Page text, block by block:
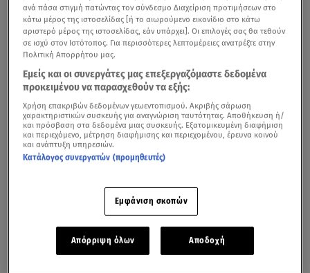
ανά πάσα στιγμή πατώντας τον σύνδεσμο Διαχείριση προτιμήσεων στο
κάτω μέρος της ιστοσελίδας [ή το αιωρούμενο εικονίδιο στο κάτω
αριστερό μέρος της ιστοσελίδας, εάν υπάρχει]. Οι επιλογές σας θα τεθούν
σε ισχύ στον Ιστότοπος. Για περισσότερες λεπτομέρειες ανατρέξτε στην
Πολιτική Απορρήτου μας.
Εμείς και οι συνεργάτες μας επεξεργαζόμαστε δεδομένα
προκειμένου να παρασχεθούν τα εξής:
Χρήση επακριβών δεδομένων γεωεντοπισμού. Ακριβής σάρωση
χαρακτηριστικών συσκευής για αναγνώριση ταυτότητας. Αποθήκευση ή/
και πρόσβαση στα δεδομένα μιας συσκευής. Εξατομικευμένη διαφήμιση
και περιεχόμενο, μέτρηση διαφήμισης και περιεχομένου, έρευνα κοινού
και ανάπτυξη υπηρεσιών.
Κατάλογος συνεργατών (προμηθευτές)
Εμφάνιση σκοπών
Απόρριψη όλων Αποδοχή